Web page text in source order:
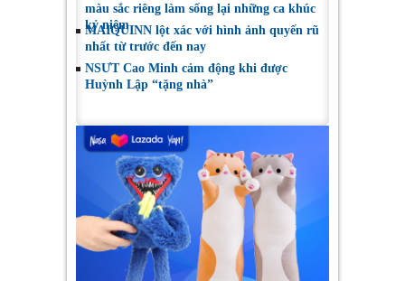
màu sắc riêng làm sống lại những ca khúc
kỷ niệm
MAIQUINN lột xác với hình ảnh quyến rũ
nhất từ trước đến nay
NSƯT Cao Minh cảm động khi được
Huỳnh Lập “tặng nhà”